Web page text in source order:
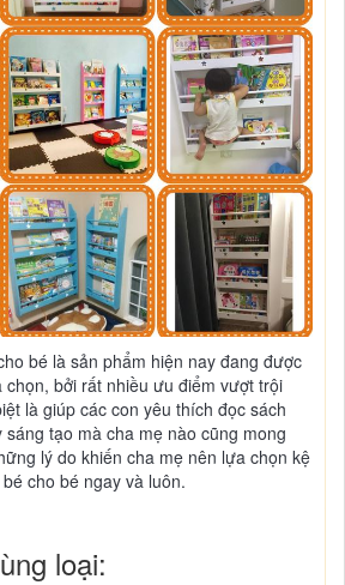
bé là sản phẩm hiện nay đang được
bởi rất nhiều ưu điểm vượt trội
là giúp các con yêu thích đọc sách
tạo mà cha mẹ nào cũng mong
lý do khiến cha mẹ nên lựa chọn kệ
cho bé ngay và luôn.
loại: